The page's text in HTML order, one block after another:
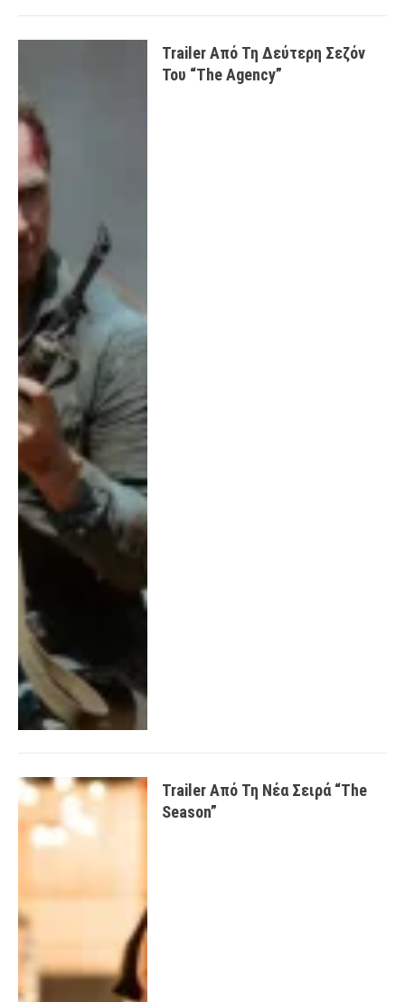
Trailer Από Τη Δεύτερη Σεζόν
Του “The Agency”
Trailer Από Τη Νέα Σειρά “The
Season”